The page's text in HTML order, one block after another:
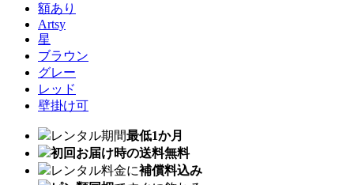
額あり
Artsy
星
ブラウン
グレー
レッド
壁掛け可
レンタル期間最低1か月
初回お届け時の送料無料
レンタル料金に補償料込み